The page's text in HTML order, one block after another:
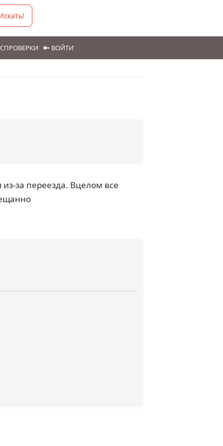
🔑 ВОЙТИ
за переезда. Вцелом все